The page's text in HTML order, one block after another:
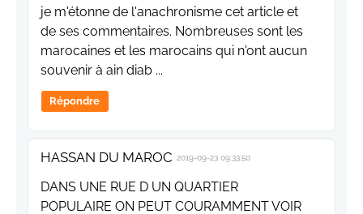
je m'étonne de l'anachronisme cet article et
de ses commentaires. Nombreuses sont les
marocaines et les marocains qui n'ont aucun
souvenir à ain diab ...
Répondre
HASSAN DU MAROC 2019-09-23 09:33:50
DANS UNE RUE D UN QUARTIER
POPULAIRE ON PEUT COURAMMENT VOIR